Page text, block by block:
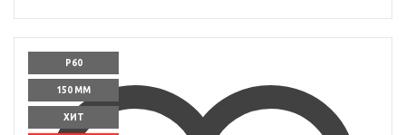
P60
150 ММ
ХИТ